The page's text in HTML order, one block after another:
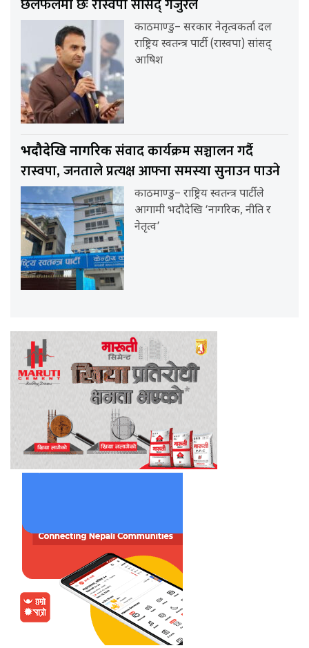
काठमाण्डु– सरकार नेतृत्वकर्ता दल
राष्ट्रिय स्वतन्त्र पार्टी (रास्वपा) सांसद्
आषिश
भदौदेखि नागरिकसंवाद कार्यक्रम सञ्चालन गर्दै
रास्वपा, जनताले प्रत्यक्ष आफ्ना समस्या सुनाउन पाउने
काठमाण्डु– राष्ट्रिय स्वतन्त्र पार्टीले
आगामी भदौदेखि ‘नागरिक, नीति र
नेतृत्व’